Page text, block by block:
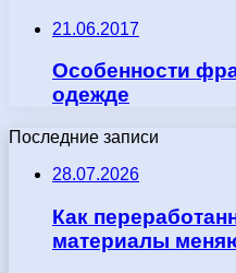
21.06.2017
Особенности
одежде
Последние записи
28.07.2026
Как
материалы